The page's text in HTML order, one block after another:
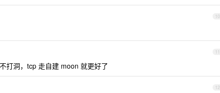
10
11
打洞，tcp 走自建 moon 就更好了
12